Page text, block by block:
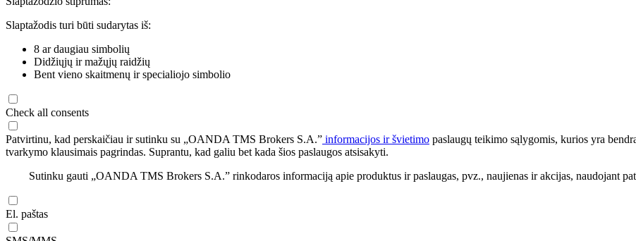
Slaptažodis turi būti sudarytas iš:
8 ar daugiau simbolių
Didžiųjų ir mažųjų raidžių
Bent vieno skaitmenų ir specialiojo simbolio
Check all consents
Patvirtinu, kad perskaičiau ir sutinku su „OANDA TMS Brokers S.A.” informacijos ir švietimo paslaugų teikimo sąlygomis, kurios yra
tvarkymo klausimais pagrindas. Suprantu, kad galiu bet kada šios paslaugos atsisakyti.
Sutinku gauti „OANDA TMS Brokers S.A.” rinkodaros informaciją apie produktus ir paslaugas, pvz., naujienas ir akcijas, naudojant
El. paštas